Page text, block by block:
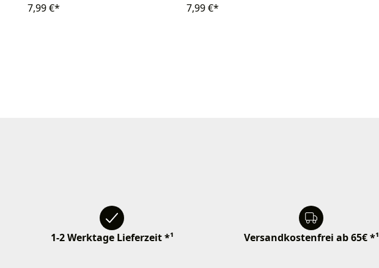
7,99 €* 7,99 €*
1-2 Werktage Lieferzeit *¹ Versandkostenfrei ab 65€ *¹